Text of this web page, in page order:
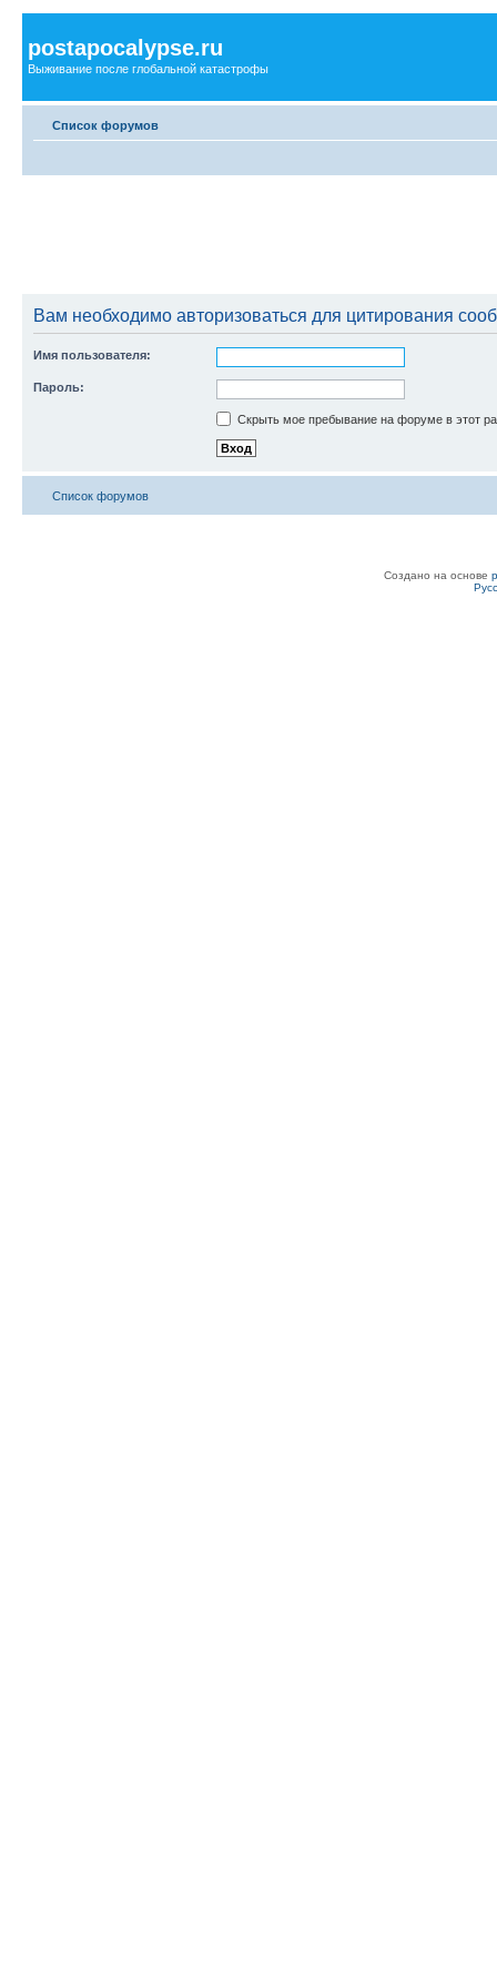
postapocalypse.ru
Выживание после глобальной катастрофы
Список форумов
Вам необходимо авторизоваться для цитирования
Имя пользователя:
Пароль:
Скрыть мое пребывание на форуме в этот
Список форумов
Создано на основе